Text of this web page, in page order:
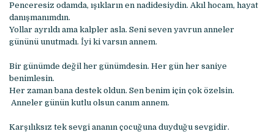
Penceresiz odamda, ışıkların en nadidesiydin. Akıl hocam, hayat
danışmanımdın.
Yollar ayrıldı ama kalpler asla. Seni seven yavrun anneler
gününü unutmadı. İyi ki varsın annem.
Bir günümde değil her günümdesin. Her gün her saniye
benimlesin.
Her zaman bana destek oldun. Sen benim için çok özelsin.
Anneler günün kutlu olsun canım annem.
Karşılıksız tek sevgi ananın çocuğuna duyduğu sevgidir.